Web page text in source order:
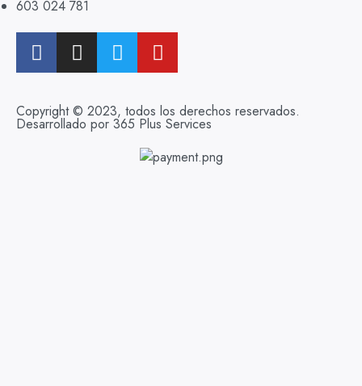
603 024 781
Copyright © 2023, todos los derechos reservados.
Desarrollado por 365 Plus Services